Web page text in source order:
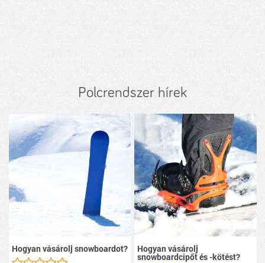
Polcrendszer hírek
Hogyan vásárolj snowboardot? Hogyan vásárolj
snowboardcipőt és -kötést?